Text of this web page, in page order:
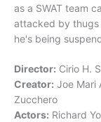
as a SWAT team
attacked by thugs
he's being
Director: Cirio H.
Creator: Joe Mari
Zucchero
Actors: Richard